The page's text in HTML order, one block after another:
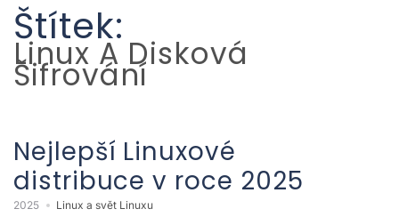
Štítek:
Linux A Disková
Šifrování
Nejlepší Linuxové
distribuce v roce 2025
2025 Linux a svět Linuxu